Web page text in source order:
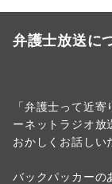
弁護士放送に
「弁護士って近
ーネットラジオ放
おかしくお話しい
バックパッカーの